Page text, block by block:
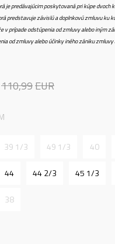
je predávajúcim poskytovaná pri kúpe
predstavuje závislú a doplnkovú zmluvu ku
v prípade odstúpenia od zmluvy alebo iným
od zmluvy alebo účinky iného zániku
110,99EUR
39 1/3 49 1/3 40
44 44 2/3 45 1/3
38